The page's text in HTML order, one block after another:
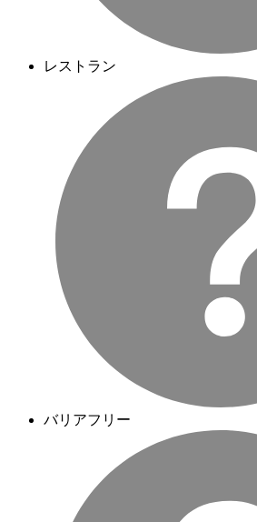
レストラン
バリアフリー